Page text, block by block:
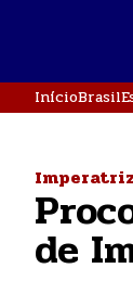
InícioBrasil
de